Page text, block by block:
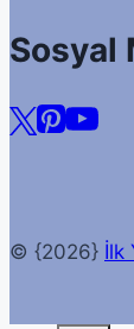
Sosyal
© {2026} İlk